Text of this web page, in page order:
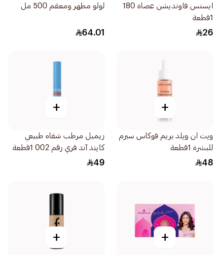
ايسنس فاونديشن عصاة 180
1قطعة
26
لولو مطهر ومعقم 500 مل
64.01
+
ويت ان ويلد بريم فوكاس سيرم
للبشرة 1قطعة
48
+
ريميل مرطب شفاه طبيعي
كايند آند فري رقم 002 1قطعة
49
+
+